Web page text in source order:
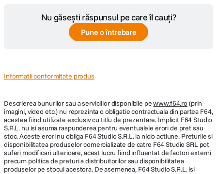
Nu găsești răspunsul pe care îl cauți?
Pune o întrebare
Informatii conformitate produs
Descrierea bunurilor sau a serviciilor disponibile pewww.f64.ro(prin
imagini, video etc.) nu reprezinta o obligatie contractuala din partea F64,
acestea fiind utilizate exclusiv cu titlu de prezentare. Implicit F64 Studio
S.R.L. nu isi asuma raspunderea pentru eventualele erori de pret sau
stoc. Aceste erori nu obliga F64 Studio S.R.L. la nicio actiune. Preturile si
disponibilitatea produselor comercializate de catre F64 Studio SRL pot
suferi modificari ulterioare, acest lucru fiind influentat de factori externi
precum politica de preturi a distribuitorilor sau disponibilitatea
produselor pe stocul acestora. De asemenea, F64 Studio S.R.L. isi